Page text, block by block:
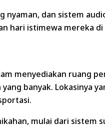
dan sistem
hari istimewa mereka
menyediakan ruang
banyak. Lokasinya
mulai dari sistem